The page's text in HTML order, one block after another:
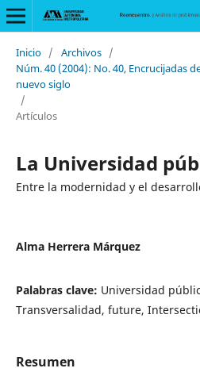
Inicio / Archivos /
Núm. 40 (2004): No. 40, Encrucijadas
nuevo siglo
/
Artículos
La Universidad
Entre la modernidad y el
Alma Herrera Márquez
Palabras clave: Universidad
Transversalidad, future,
Resumen